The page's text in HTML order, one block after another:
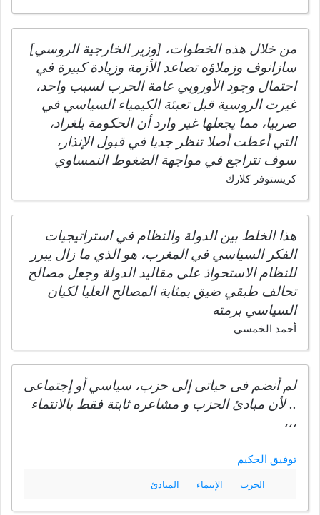
من خلال هذه الخطوات، [وزير الخارجية الروسي]
سازانوف وزملاؤه تصاعد الأزمة وزيادة كبيرة في
احتمال وجود الأوروبي عامة الحرب لسبب واحد،
غيرت الروسية قبل تعبئة الكيمياء السياسي في
صربيا، مما يجعلها غير وارد أن الحكومة بلغراد،
التي أعطت أصلا تنظر جديا في قبول الإنذار،
سوف تتراجع في مواجهة الضغوط النمساوي
كريستوفر كلارك
هذا الخلط بين الدولة والنظام في استراتيجيات
الفكر السياسي في المغرب، هو الذي ما زال يبرر
للنظام الاستحواذ على مقاليد الدولة وجعل مصالح
تحالف طبقي ضيق بمثابة المصالح العليا لكيان
السياسي برمته
أحمد الخمسي
لم أنضم فى حياتى إلى حزب، سياسي أو إجتماعى
.. لأن مبادئ الحزب و مشاعره ثابتة فقط بالانتماء
،،،
توفيق الحكيم
الحزب الإنتماء المبادئ